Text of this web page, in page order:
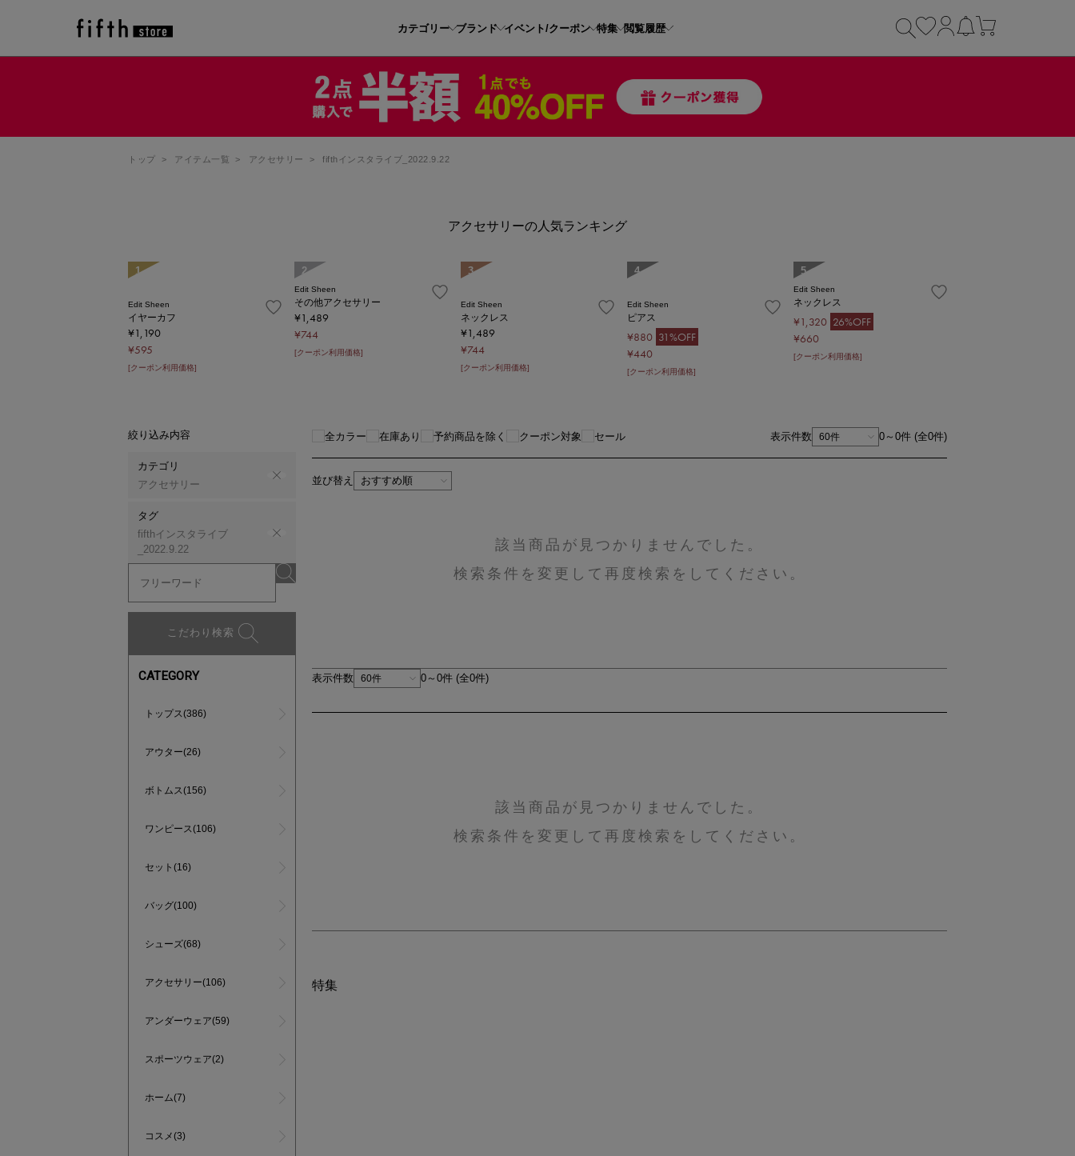
カテゴリー ブランド イベント/クーポン 特集 閲覧履歴
トップ > アイテム一覧 > アクセサリー > fifthインスタライブ_2022.9.22
アクセサリーの人気ランキング
1
Edit Sheen
イヤーカフ
¥1,190
¥595
[クーポン利用価格]
2
Edit Sheen
その他アクセサリー
¥1,489
¥744
[クーポン利用価格]
3
Edit Sheen
ネックレス
¥1,489
¥744
[クーポン利用価格]
4
Edit Sheen
ピアス
¥880 31%OFF
¥440
[クーポン利用価格]
5
Edit Sheen
ネックレス
¥1,320 26%OFF
¥660
[クーポン利用価格]
絞り込み内容
カテゴリ
アクセサリー
タグ
fifthインスタライブ
_2022.9.22
こだわり検索
CATEGORY
トップス(386)
アウター(26)
ボトムス(156)
ワンピース(106)
セット(16)
バッグ(100)
シューズ(68)
アクセサリー(106)
アンダーウェア(59)
スポーツウェア(2)
ホーム(7)
コスメ(3)
全カラー 在庫あり 予約商品を除く クーポン対象 セール 表示件数 0～0件 (全0件)
並び替え
該当商品が見つかりませんでした。
検索条件を変更して再度検索をしてください。
表示件数 0～0件 (全0件)
該当商品が見つかりませんでした。
検索条件を変更して再度検索をしてください。
特集